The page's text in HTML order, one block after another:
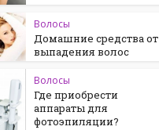
Волосы
Домашние средства от
выпадения волос
Волосы
Где приобрести
аппараты для
фотоэпиляции?